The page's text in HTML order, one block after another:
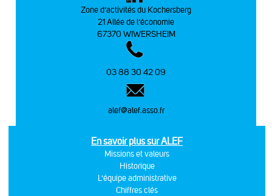
Zone d’activités du Kochersberg
21 Allée de l’économie
67370 WIWERSHEIM
03 88 30 42 09
alef@alef.asso.fr
En savoir plus sur ALEF
Missions et valeurs
Historique
L'équipe administrative
Chiffres clés